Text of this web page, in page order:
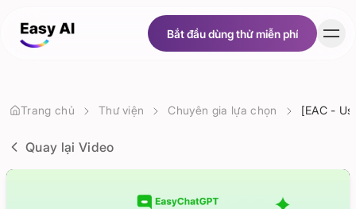
Bắt đầu dùng thử miễn phí
Bắt đầu dùng thử miễn phí
Bảng giá
Trang chủ Thư viện Chuyên gia lựa chọn [EAC -
Quay lại Video